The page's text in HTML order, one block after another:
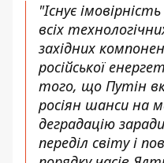
"Існує
всіх
західних
російської
того, що Путін
росіян шанси на
деградацію
переділ світу і